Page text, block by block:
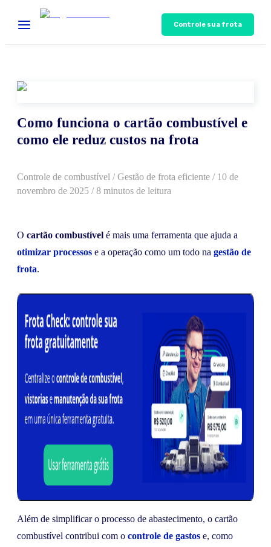
Controle sua frota
Como funciona o cartão combustível e
como ele reduz custos na frota
Controle de combustível /Gestão de frota eficiente / 10 de
novembro de 2025 / 8 minutos de leitura
O cartão combustível é mais uma ferramenta que ajuda a
otimizar processos e a operação como um todo na gestão de
frota.
Além de simplificar o processo de abastecimento, o cartão
combustível contribui com o controle de gastos e, como